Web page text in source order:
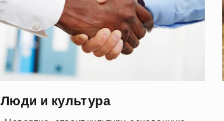
Люди и культура